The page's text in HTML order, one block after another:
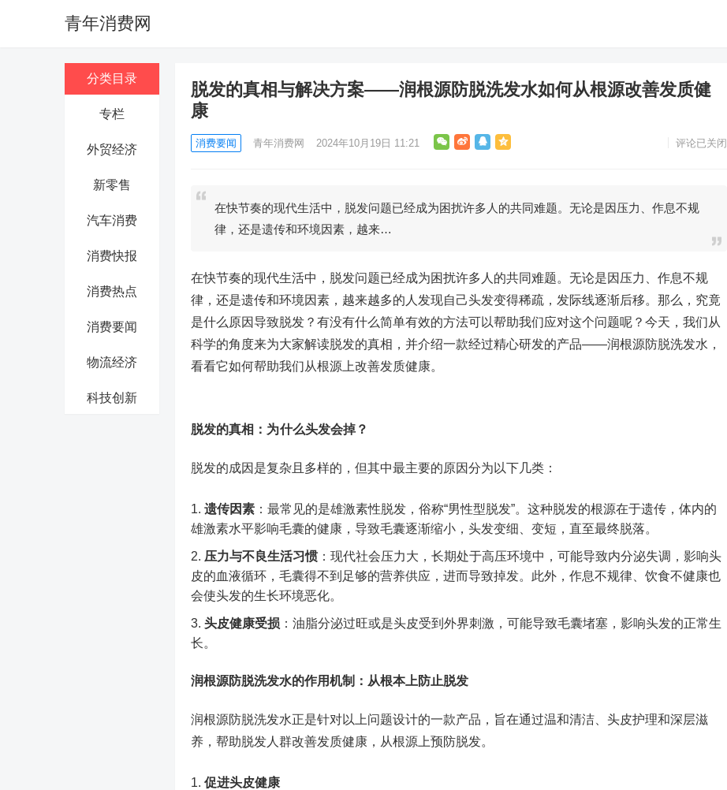
青年消费网
分类目录
专栏
外贸经济
新零售
汽车消费
消费快报
消费热点
消费要闻
物流经济
科技创新
脱发的真相与解决方案——润根源防脱洗发水如何从根源改善发质健
康
消费要闻 青年消费网 2024年10月19日 11:21 评论已关闭
在快节奏的现代生活中，脱发问题已经成为困扰许多人的共同难题。无论是因压力、作息不规
律，还是遗传和环境因素，越来…
在快节奏的现代生活中，脱发问题已经成为困扰许多人的共同难题。无论是因压力、作息不规
律，还是遗传和环境因素，越来越多的人发现自己头发变得稀疏，发际线逐渐后移。那么，究竟
是什么原因导致脱发？有没有什么简单有效的方法可以帮助我们应对这个问题呢？今天，我们从
科学的角度来为大家解读脱发的真相，并介绍一款经过精心研发的产品——润根源防脱洗发水，
看看它如何帮助我们从根源上改善发质健康。
脱发的真相：为什么头发会掉？
脱发的成因是复杂且多样的，但其中最主要的原因分为以下几类：
遗传因素 ：最常见的是雄激素性脱发，俗称“男性型脱发”。这种脱发的根源在于遗传，体内的
雄激素水平影响毛囊的健康，导致毛囊逐渐缩小，头发变细、变短，直至最终脱落。
压力与不良生活习惯 ：现代社会压力大，长期处于高压环境中，可能导致内分泌失调，影响头
皮的血液循环，毛囊得不到足够的营养供应，进而导致掉发。此外，作息不规律、饮食不健康也
会使头发的生长环境恶化。
头皮健康受损 ：油脂分泌过旺或是头皮受到外界刺激，可能导致毛囊堵塞，影响头发的正常生
长。
润根源防脱洗发水的作用机制：从根本上防止脱发
润根源防脱洗发水正是针对以上问题设计的一款产品，旨在通过温和清洁、头皮护理和深层滋
养，帮助脱发人群改善发质健康，从根源上预防脱发。
促进头皮健康